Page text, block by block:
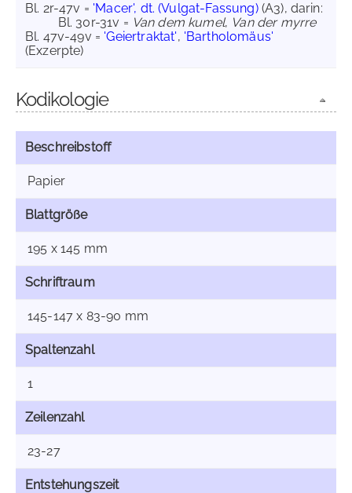
Bl. 2r-47v = 'Macer', dt. (Vulgat-Fassung)(A3), darin:
Bl. 30r-31v = Van dem kumel, Van der myrre
Bl. 47v-49v = 'Geiertraktat', 'Bartholomäus'
(Exzerpte)
Kodikologie
Beschreibstoff
Papier
Blattgröße
195 x 145 mm
Schriftraum
145-147 x 83-90 mm
Spaltenzahl
1
Zeilenzahl
23-27
Entstehungszeit